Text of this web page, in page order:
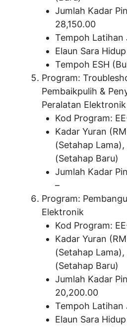
Jumlah Kadar
28,150.00
Tempoh Latihan
Elaun Sara
Tempoh ESH
Program:
Pembaikpulih &
Peralatan Elektronik
Kod Program:
Kadar Yuran
(Setahap
(Setahap Baru)
Jumlah Kadar
–
Program:
Elektronik
Kod Program:
Kadar Yuran
(Setahap
(Setahap Baru)
Jumlah Kadar
20,200.00
Tempoh Latihan
Elaun Sara